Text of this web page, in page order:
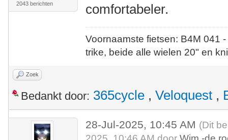
2043 berichten
comfortabeler.
Voornaamste fietsen: B4M
trike, beide alle wielen 20" en
Zoek
Bedankt door: 365cycle , Veloquest ,
28-Jul-2025, 10:45 AM (Dit